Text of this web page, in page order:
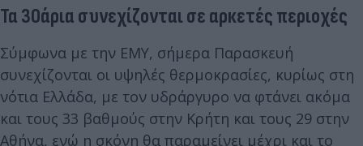
Τα 30άρια συνεχίζονται σε αρκετές περιοχές
Σύμφωνα με την ΕΜΥ, σήμερα Παρασκευή
συνεχίζονται οι υψηλές θερμοκρασίες, κυρίως στη
νότια Ελλάδα, με τον υδράργυρο να φτάνει ακόμα
και τους 33 βαθμούς στην Κρήτη και τους 29 στην
Αθήνα, ενώ η σκόνη θα παραμείνει μέχρι και το